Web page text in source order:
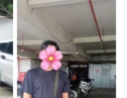
Cityplaza Jatinegara
Gedung Parkir P6A